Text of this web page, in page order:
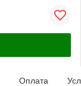
Оплата